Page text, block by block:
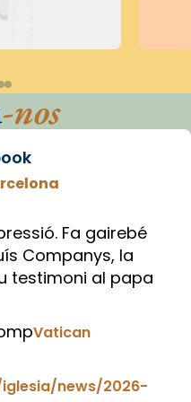
-nos
Fa gairebé
Companys, la
testimoni al papa
Vatican
news/2026-